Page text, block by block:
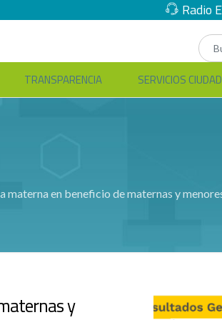
Radio
TRANSPARENCIA SERVICIOS
en beneficio de maternas y
y